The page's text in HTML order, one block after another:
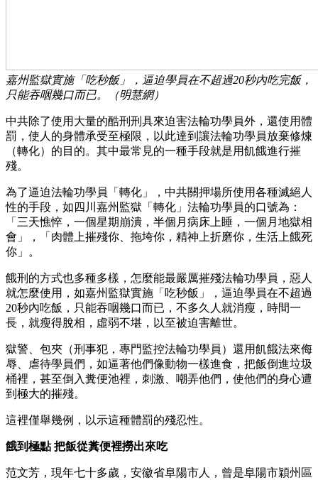
嘉州監獄實施「吃秒飯」，逼迫學員在不超過20秒內吃完飯，
只能吞咽幾口而已。（明慧網）
中共除了使用大量的酷刑刑具來迫害法輪功學員外，還使用體
罰，使人的身體承受至極限，以此達到讓法輪功學員放棄修煉
（轉化）的目的。其中最常見的一種手段就是用飢餓進行摧
殘。
為了逼迫法輪功學員「轉化」，中共關押場所使用各種滅絕人
性的手段，如四川嘉州監獄「轉化」法輪功學員的口號為：
「三天憔悴，一個星期崩潰，半個月病床上睡，一個月地獄相
會」，「肉體上摧殘你、拖垮你，精神上折磨你，生活上餓死
你」。
餓刑的方式也多種多樣，怎麼能最嚴厲摧殘法輪功學員，惡人
就怎麼使用，如嘉州監獄實施「吃秒飯」，逼迫學員在不超過
20秒內吃飯，只能吞咽幾口而已，不多久人就消瘦，時間一
長，就瘦得脫相，虛弱不堪，以至被迫害離世。
獄警、包夾（刑事犯，專門監控法輪功學員）還用飢餓法來侮
辱、虐待學員們，如逼著他們像動物一樣進食，把飯倒進垃圾
桶裡，甚至倒入糞便池裡，刺激、嘲弄他們，使他們的身心遭
到極大的摧殘。
這裡僅舉幾例，以示這種體罰的殘忍性。
餓到極點 把飯從糞便裡撈出來吃
范文芳，現年七十多歲，安徽省阜陽市人，曾是阜陽市穎州區